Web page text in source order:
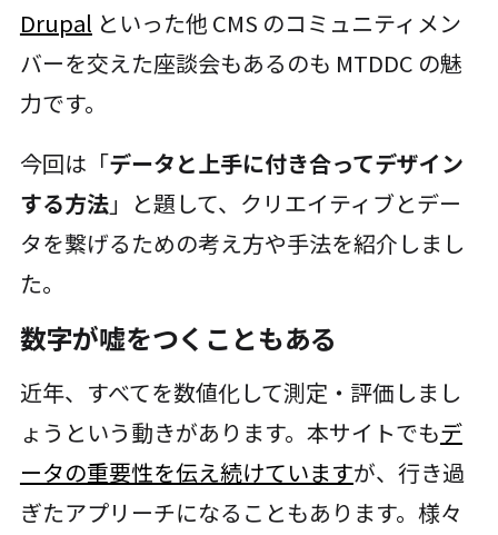
Drupal といった他 CMS のコミュニティメン
バーを交えた座談会もあるのも MTDDC の魅
力です。
今回は「データと上手に付き合ってデザイン
する方法」と題して、クリエイティブとデー
タを繋げるための考え方や手法を紹介しまし
た。
数字が嘘をつくこともある
近年、すべてを数値化して測定・評価しまし
ょうという動きがあります。本サイトでもデ
ータの重要性を伝え続けていますが、行き過
ぎたアプリーチになることもあります。様々